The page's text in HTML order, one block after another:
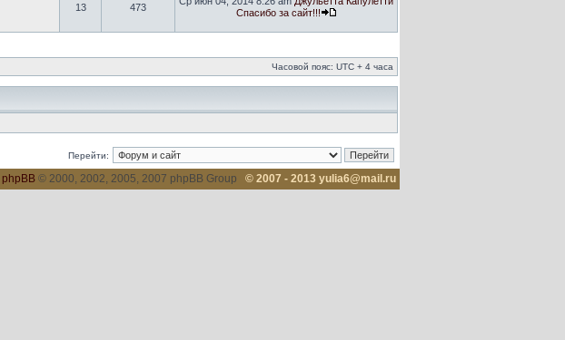
13 473
Спасибо за сайт!!!
Часовой пояс: UTC + 4 часа
Перейти:
phpBB © 2000, 2002, 2005, 2007 phpBB Group © 2007 - 2013 yulia6@mail.ru